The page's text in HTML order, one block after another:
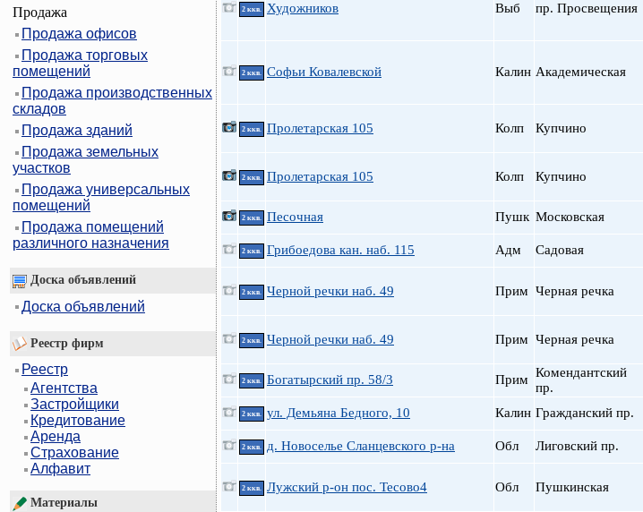
Продажа
Продажа офисов
Продажа торговых
помещений
Продажа производственных
складов
Продажа зданий
Продажа земельных
участков
Продажа универсальных
помещений
Продажа помещений
различного назначения
Доска объявлений
Доска объявлений
Реестр фирм
Реестр
Агентства
Застройщики
Кредитование
Аренда
Страхование
Алфавит
Материалы
2 ккв. Художников Выб пр. Просвещения
2 ккв. Софьи Ковалевской Калин Академическая
2 ккв. Пролетарская 105 Колп Купчино
2 ккв. Пролетарская 105 Колп Купчино
2 ккв. Песочная Пушк Московская
2 ккв. Грибоедова кан. наб. 115 Адм Садовая
2 ккв. Черной речки наб. 49 Прим Черная речка
2 ккв. Черной речки наб. 49 Прим Черная речка
2 ккв. Богатырский пр. 58/3 Прим Комендантский
пр.
2 ккв. ул. Демьяна Бедного, 10 Калин Гражданский пр.
2 ккв. д. Новоселье Сланцевского р-на Обл Лиговский пр.
2 ккв. Лужский р-он пос. Тесово4 Обл Пушкинская